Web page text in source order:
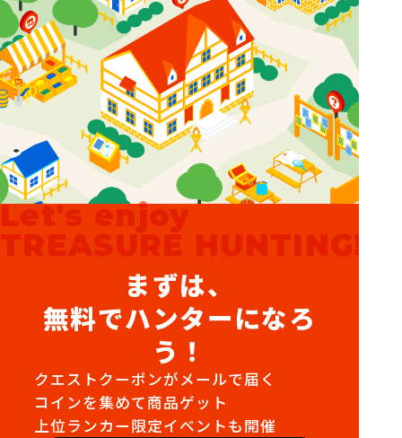
Let's enjoy
TREASURE HUNTING!
まずは、
無料でハンターになろ
う！
クエストクーポンがメールで届く
コインを集めて商品ゲット
上位ランカー限定イベントも開催